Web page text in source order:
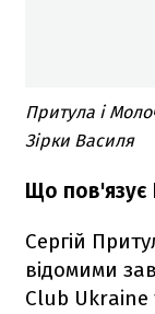
Притула і
Зірки Василя
Що пов'язує
Сергій
відомими
Club